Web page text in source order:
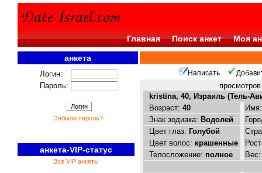
Главная Поиск анкет Моя
анкета
Логин:
Пароль:
Забыли пароль?
анкета-VIP-статус
Все VIP анкеты
Написать
kristina, 40, Израиль (Тель-
Возраст: 40
Знак зодиака: Водолей
Цвет глаз: Голубой
Цвет волос: крашенные
Телосложение: полное